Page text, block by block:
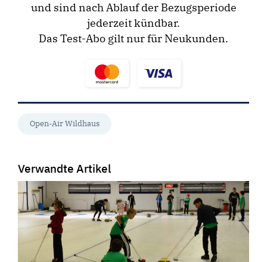
und sind nach Ablauf der Bezugsperiode
jederzeit kündbar.
Das Test-Abo gilt nur für Neukunden.
Open-Air Wildhaus
Verwandte Artikel